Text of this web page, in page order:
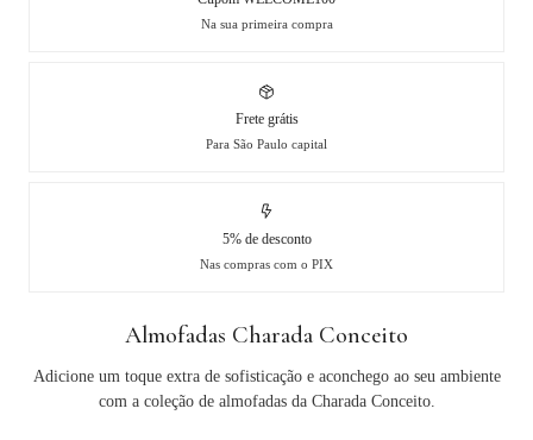
Na sua primeira compra
Frete grátis
Para São Paulo capital
5% de desconto
Nas compras com o PIX
Almofadas Charada Conceito
Adicione um toque extra de sofisticação e aconchego ao seu ambiente
com a coleção de almofadas da Charada Conceito.